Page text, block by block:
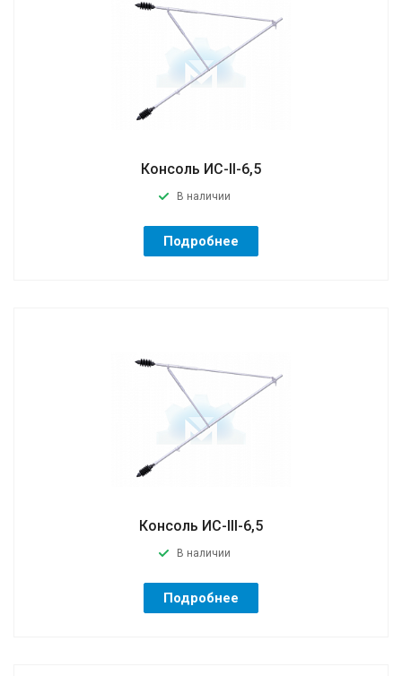
Консоль ИС-II-6,5
В наличии
Подробнее
Консоль ИС-III-6,5
В наличии
Подробнее